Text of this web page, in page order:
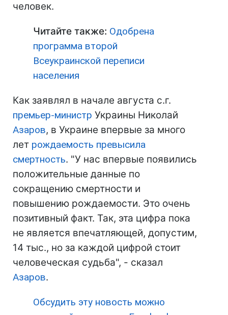
человек.
Читайте также: Одобрена
программа второй
Всеукраинской переписи
населения
Как заявлял в начале августа с.г.
премьер-министр Украины Николай
Азаров, в Украине впервые за много
лет рождаемость превысила
смертность. "У нас впервые появились
положительные данные по
сокращению смертности и
повышению рождаемости. Это очень
позитивный факт. Так, эта цифра пока
не является впечатляющей, допустим,
14 тыс., но за каждой цифрой стоит
человеческая судьба", - сказал
Азаров.
Обсудить эту новость можно